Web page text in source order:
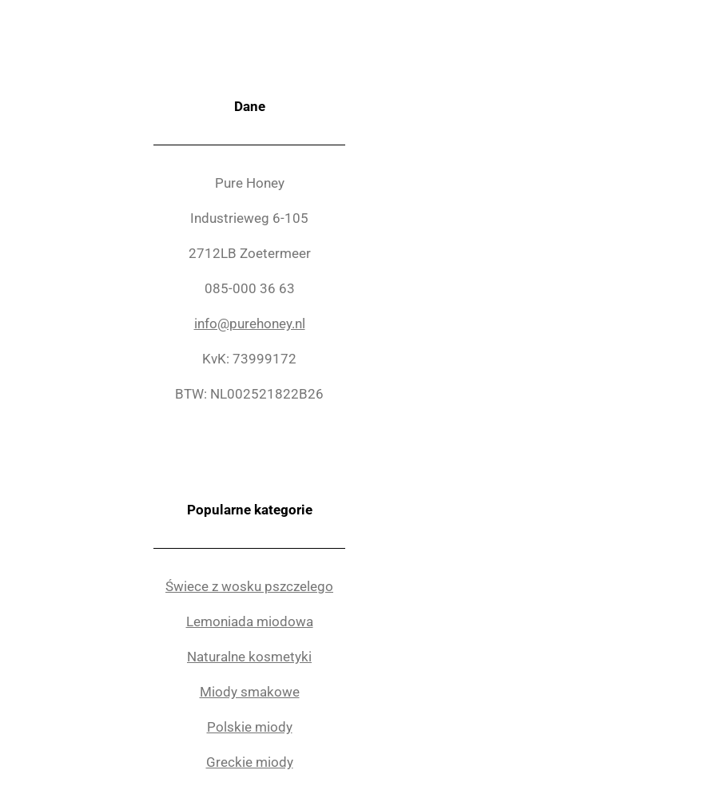
Dane
Pure Honey
Industrieweg 6-105
2712LB Zoetermeer
085-000 36 63
info@purehoney.nl
KvK: 73999172
BTW: NL002521822B26
Popularne kategorie
Świece z wosku pszczelego
Lemoniada miodowa
Naturalne kosmetyki
Miody smakowe
Polskie miody
Greckie miody